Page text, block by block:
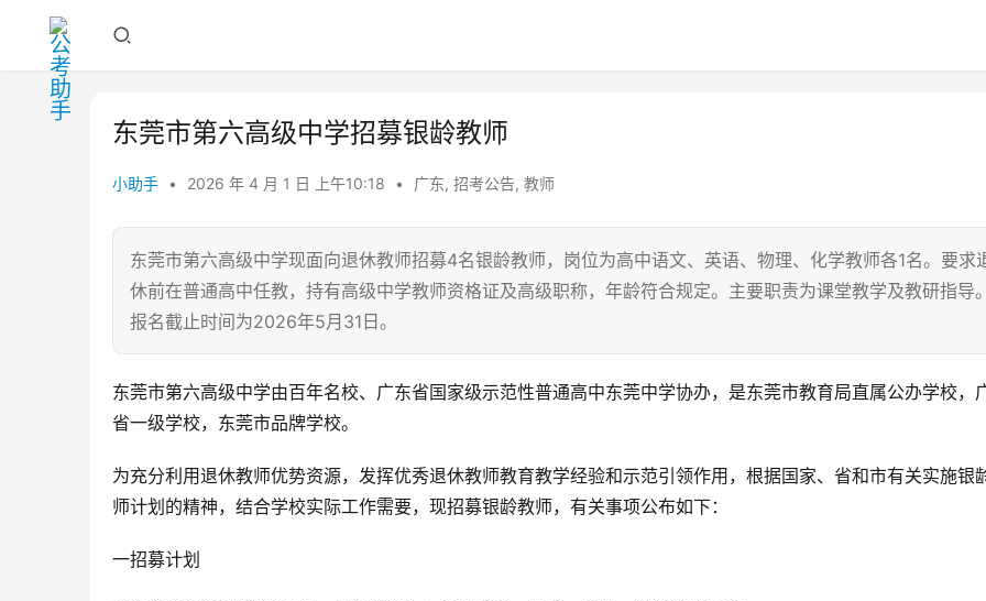
东莞市第六高级中学招募银龄教师
小助手 • 2026 年 4 月 1 日 上午10:18 • 广东, 招考公告, 教师
东莞市第六高级中学现面向退休教师招募4名银龄教师，岗位为高中语文、英语、物理、化学教师各1名。要求
休前在普通高中任教，持有高级中学教师资格证及高级职称，年龄符合规定。主要职责为课堂教学及教研指导
报名截止时间为2026年5月31日。
东莞市第六高级中学由百年名校、广东省国家级示范性普通高中东莞中学协办，是东莞市教育局直属公办学校，
省一级学校，东莞市品牌学校。
为充分利用退休教师优势资源，发挥优秀退休教师教育教学经验和示范引领作用，根据国家、省和市有关实施银
师计划的精神，结合学校实际工作需要，现招募银龄教师，有关事项公布如下：
一招募计划